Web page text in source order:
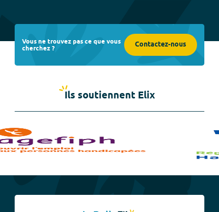
Vous ne trouvez pas ce que vous
cherchez ? Contactez-nous
Ils soutiennent Elix